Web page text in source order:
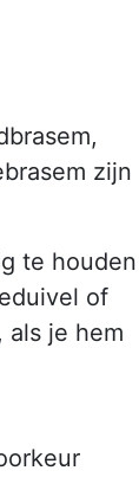
zijn
te houden
of
als je hem